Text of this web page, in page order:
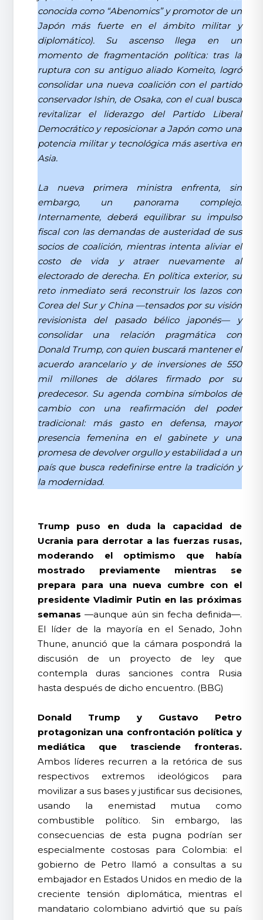
conocida como “Abenomics” y promotor de un
Japón más fuerte en el ámbito militar y
diplomático). Su ascenso llega en un
momento de fragmentación política: tras la
ruptura con su antiguo aliado Komeito, logró
consolidar una nueva coalición con el partido
conservador Ishin, de Osaka, con el cual busca
revitalizar el liderazgo del Partido Liberal
Democrático y reposicionar a Japón como una
potencia militar y tecnológica más asertiva en
Asia.
La nueva primera ministra enfrenta, sin
embargo, un panorama complejo.
Internamente, deberá equilibrar su impulso
fiscal con las demandas de austeridad de sus
socios de coalición, mientras intenta aliviar el
costo de vida y atraer nuevamente al
electorado de derecha. En política exterior, su
reto inmediato será reconstruir los lazos con
Corea del Sur y China —tensados por su visión
revisionista del pasado bélico japonés— y
consolidar una relación pragmática con
Donald Trump, con quien buscará mantener el
acuerdo arancelario y de inversiones de 550
mil millones de dólares firmado por su
predecesor. Su agenda combina símbolos de
cambio con una reafirmación del poder
tradicional: más gasto en defensa, mayor
presencia femenina en el gabinete y una
promesa de devolver orgullo y estabilidad a un
país que busca redefinirse entre la tradición y
la modernidad.
Trump puso en duda la capacidad de
Ucrania para derrotar a las fuerzas rusas,
moderando el optimismo que había
mostrado previamente mientras se
prepara para una nueva cumbre con el
presidente Vladimir Putin en las próximas
semanas —aunque aún sin fecha definida—.
El líder de la mayoría en el Senado, John
Thune, anunció que la cámara pospondrá la
discusión de un proyecto de ley que
contempla duras sanciones contra Rusia
hasta después de dicho encuentro. (BBG)
Donald Trump y Gustavo Petro
protagonizan una confrontación política y
mediática que trasciende fronteras.
Ambos líderes recurren a la retórica de sus
respectivos extremos ideológicos para
movilizar a sus bases y justificar sus decisiones,
usando la enemistad mutua como
combustible político. Sin embargo, las
consecuencias de esta pugna podrían ser
especialmente costosas para Colombia: el
gobierno de Petro llamó a consultas a su
embajador en Estados Unidos en medio de la
creciente tensión diplomática, mientras el
mandatario colombiano advirtió que su país